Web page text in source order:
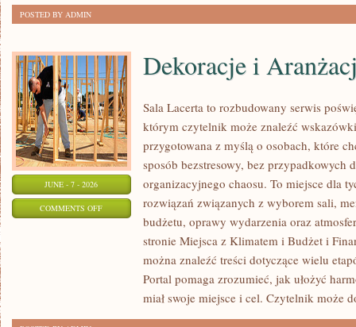
POSTED BY ADMIN
JUNE - 7 - 2026
COMMENTS OFFON
DEKORACJE
ARANŻACJE
Dekoracje i
Sala Lacerta to rozbudowany serwis
którym czytelnik może znaleźć
przygotowana z myślą o osobach, które
sposób bezstresowy, bez przypadkowych
organizacyjnego chaosu. To miejsce dla
rozwiązań związanych z wyborem sali,
budżetu, oprawy wydarzenia oraz
stronie Miejsca z Klimatem i Budżet i
można znaleźć treści dotyczące wielu
Portal pomaga zrozumieć, jak ułożyć
miał swoje miejsce i cel. Czytelnik może